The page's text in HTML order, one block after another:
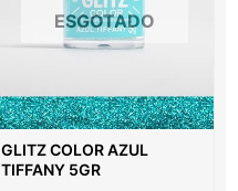
ESGOTADO
GLITZ COLOR AZUL
TIFFANY 5GR